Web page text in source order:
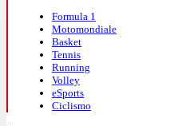
Formula 1
Motomondiale
Basket
Tennis
Running
Volley
eSports
Ciclismo